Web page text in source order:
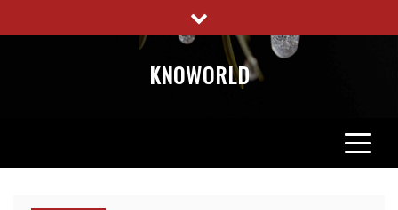
to
KNOWORLD